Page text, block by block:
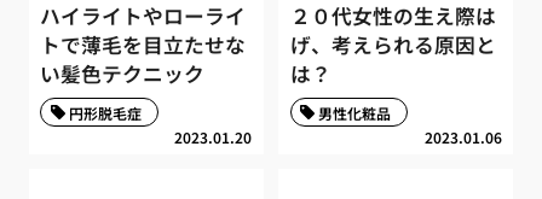
ハイライトやローライ
トで薄毛を目立たせな
い髪色テクニック
2023.01.20
円形脱毛症
２０代女性の生え際は
げ、考えられる原因と
は？
2023.01.06
男性化粧品